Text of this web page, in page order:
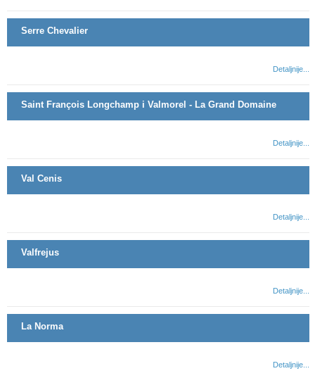
Serre Chevalier
Detaljnije...
Saint François Longchamp i Valmorel - La Grand Domaine
Detaljnije...
Val Cenis
Detaljnije...
Valfrejus
Detaljnije...
La Norma
Detaljnije...